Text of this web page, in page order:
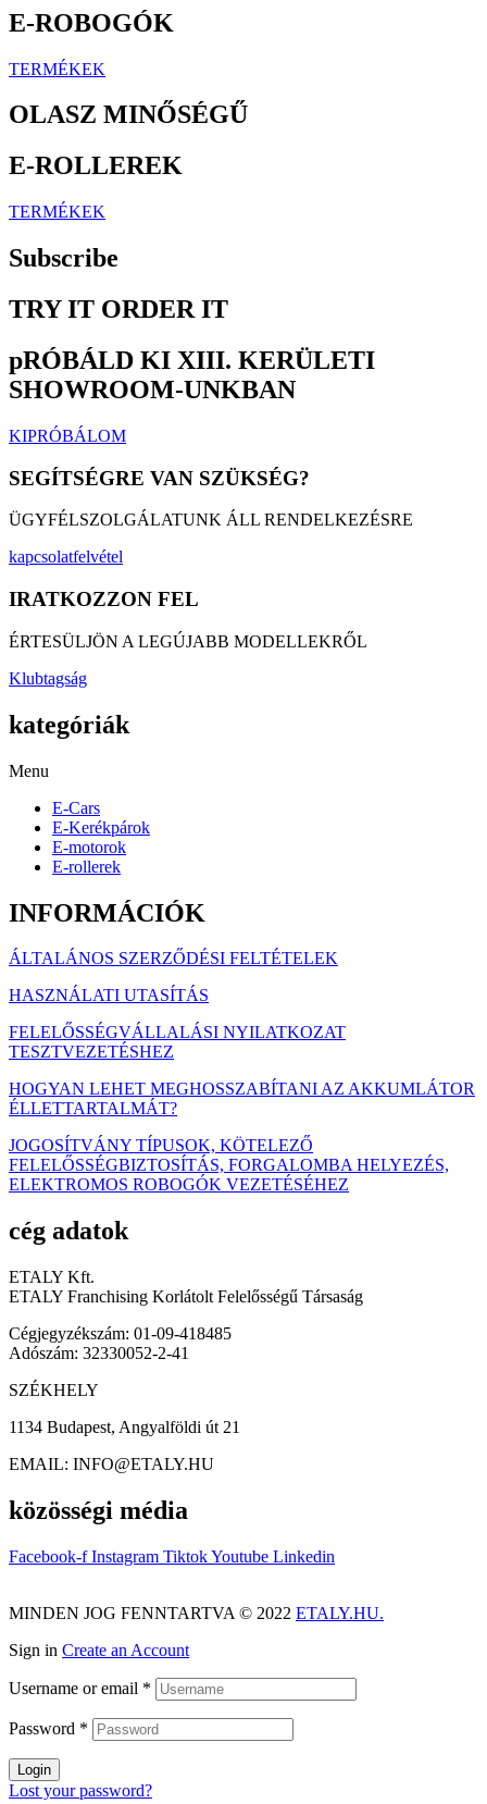
E-ROBOGÓK
TERMÉKEK
OLASZ MINŐSÉGŰ
E-ROLLEREK
TERMÉKEK
Subscribe
TRY IT ORDER IT
pRÓBÁLD KI XIII. KERÜLETI
SHOWROOM-UNKBAN
KIPRÓBÁLOM
SEGÍTSÉGRE VAN SZÜKSÉG?
ÜGYFÉLSZOLGÁLATUNK ÁLL RENDELKEZÉSRE
kapcsolatfelvétel
IRATKOZZON FEL
ÉRTESÜLJÖN A LEGÚJABB MODELLEKRŐL
Klubtagság
kategóriák
Menu
E-Cars
E-Kerékpárok
E-motorok
E-rollerek
INFORMÁCIÓK
ÁLTALÁNOS SZERZŐDÉSI FELTÉTELEK
HASZNÁLATI UTASÍTÁS
FELELŐSSÉGVÁLLALÁSI NYILATKOZAT
TESZTVEZETÉSHEZ
HOGYAN LEHET MEGHOSSZABÍTANI AZ AKKUMLÁTOR
ÉLLETTARTALMÁT?
JOGOSÍTVÁNY TÍPUSOK, KÖTELEZŐ
FELELŐSSÉGBIZTOSÍTÁS, FORGALOMBA HELYEZÉS,
ELEKTROMOS ROBOGÓK VEZETÉSÉHEZ
cég adatok
ETALY Kft.
ETALY Franchising Korlátolt Felelősségű Társaság
Cégjegyzékszám: 01-09-418485
Adószám: 32330052-2-41
SZÉKHELY
1134 Budapest, Angyalföldi út 21
EMAIL: INFO@ETALY.HU
közösségi média
Facebook-f Instagram TiktokYoutube Linkedin
MINDEN JOG FENNTARTVA © 2022 ETALY.HU.
Sign in Create an Account
Username or email *
Password *
Login
Lost your password?